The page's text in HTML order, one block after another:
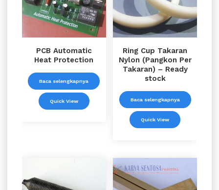
PCB Automatic
Heat Protection
Baca selengkapnya
Quick View
Ring Cup Takaran
Nylon (Pangkon Per
Takaran) – Ready
stock
Baca selengkapnya
Quick View